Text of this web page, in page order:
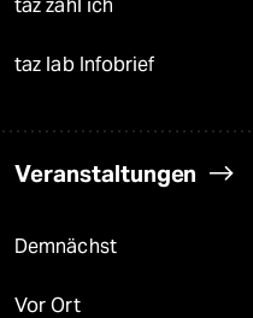
taz zahl ich
taz lab Infobrief
Veranstaltungen
Demnächst
Vor Ort